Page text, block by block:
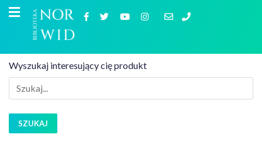
Wyszukaj interesujący cię produkt
SZUKAJ